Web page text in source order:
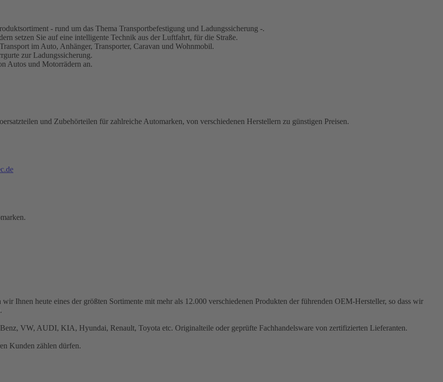
- rund um das Thema Transportbefestigung und Ladungssicherung -.
setzen Sie auf eine intelligente Technik aus der Luftfahrt, für die Straße.
im Auto, Anhänger, Transporter, Caravan und Wohnmobil.
zur Ladungssicherung.
Autos und Motorrädern an.
und Zubehörteilen für zahlreiche Automarken, von verschiedenen Herstellern zu günstigen Preisen.
Ihnen heute eines der größten Sortimente mit mehr als 12.000 verschiedenen Produkten der führenden OEM-Hersteller, so dass wir
VW, AUDI, KIA, Hyundai, Renault, Toyota etc. Originalteile oder geprüfte Fachhandelsware von zertifizierten Lieferanten.
Kunden zählen dürfen.